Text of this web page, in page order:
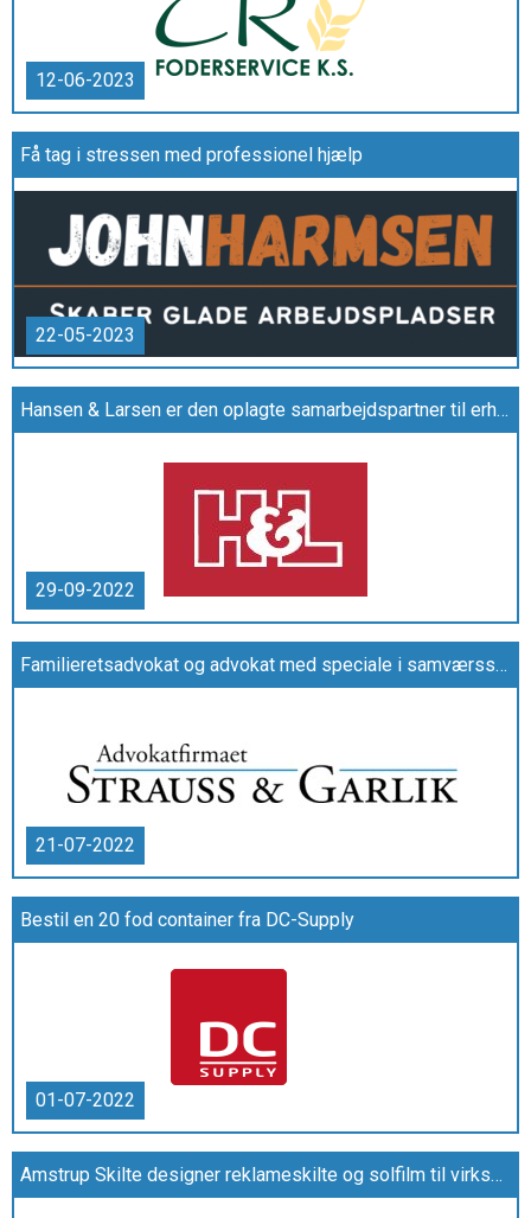
12-06-2023
Få tag i stressen med professionel hjælp
22-05-2023
Hansen & Larsen er den oplagte samarbejdspartner til erhvervsbyggerier af enhver art
29-09-2022
Familieretsadvokat og advokat med speciale i samværssager findes hos samvaersadvokaten.dk
21-07-2022
Bestil en 20 fod container fra DC-Supply
01-07-2022
Amstrup Skilte designer reklameskilte og solfilm til virksomheder